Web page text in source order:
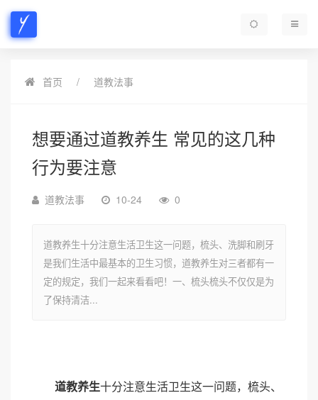
首页 道教法事
想要通过道教养生 常见的这几种
行为要注意
道教法事 10-24 0
道教养生十分注意生活卫生这一问题，梳头、洗脚和刷牙
是我们生活中最基本的卫生习惯，道教养生对三者都有一
定的规定，我们一起来看看吧！一、梳头梳头不仅仅是为
了保持清洁...
道教养生十分注意生活卫生这一问题，梳头、